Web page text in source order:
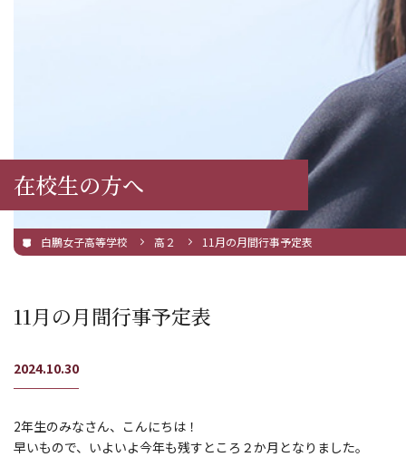
在校生の方へ
白鵬女子高等学校 高２ 11月の月間行事予定表
11月の月間行事予定表
2024.10.30
2年生のみなさん、こんにちは！
早いもので、いよいよ今年も残すところ２か月となりました。